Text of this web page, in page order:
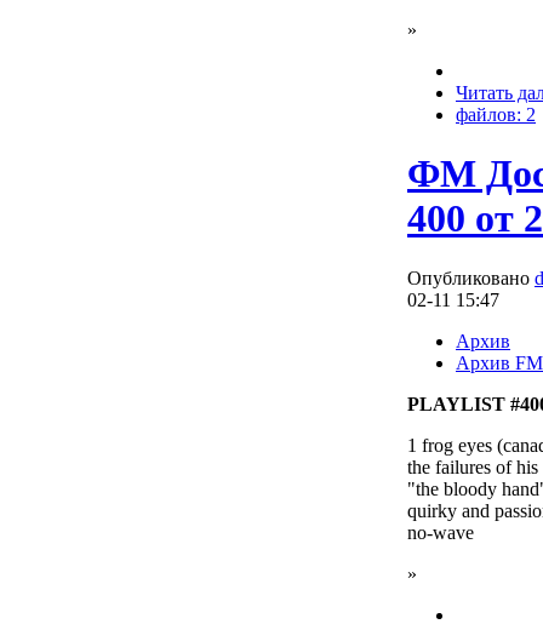
»
Читать
файлов: 2
ФМ
400 от
Опубликовано
02-11 15:47
Архив
Архив FM
PLAYLIST
1 frog eyes
the failures of
"the bloody
quirky and
no-wave
»